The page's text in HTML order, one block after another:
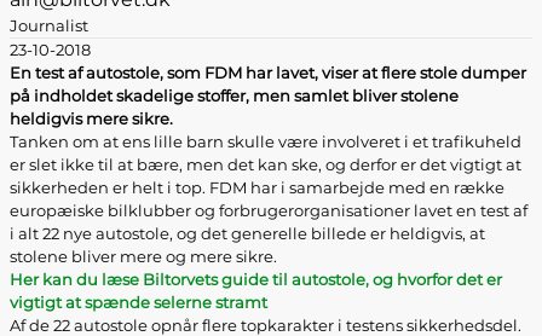
Journalist
23-10-2018
En test af autostole, som FDM har lavet, viser at flere stole dumper
på indholdet skadelige stoffer, men samlet bliver stolene
heldigvis mere sikre.
Tanken om at ens lille barn skulle være involveret i et trafikuheld
er slet ikke til at bære, men det kan ske, og derfor er det vigtigt at
sikkerheden er helt i top. FDM har i samarbejde med en række
europæiske bilklubber og forbrugerorganisationer lavet en test af
i alt 22 nye autostole, og det generelle billede er heldigvis, at
stolene bliver mere og mere sikre.
Her kan du læse Biltorvets guide til autostole, og hvorfor det er
vigtigt at spænde selerne stramt
Af de 22 autostole opnår flere topkarakter i testens sikkerhedsdel.